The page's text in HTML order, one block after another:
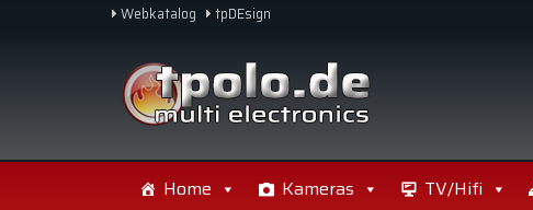
Webkatalog tpDEsign
Home Kameras TV/Hifi